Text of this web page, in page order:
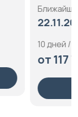
Ближайшие
10 дней / 9
от 117